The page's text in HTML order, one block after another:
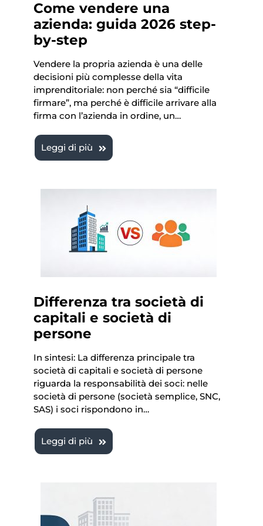
Come vendere una
azienda: guida 2026 step-
by-step
Vendere la propria azienda è una delle
decisioni più complesse della vita
imprenditoriale: non perché sia “difficile
firmare”, ma perché è difficile arrivare alla
firma con l’azienda in ordine, un…
Leggi di più
Differenza tra società di
capitali e società di
persone
In sintesi: La differenza principale tra
società di capitali e società di persone
riguarda la responsabilità dei soci: nelle
società di persone (società semplice, SNC,
SAS) i soci rispondono in…
Leggi di più